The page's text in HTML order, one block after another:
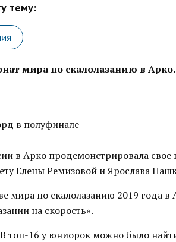
тему:
мира по скалолазанию в Арко.
в полуфинале
в Арко продемонстрировала свое
Елены Ремизовой и Ярослава
мира по скалолазанию 2019 года
на скорость».
В топ-16 у юниорок можно было